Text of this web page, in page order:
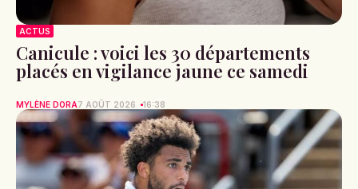
ACTUS
Canicule : voici les 30 départements
placés en vigilance jaune ce samedi
MYLÈNE DORA7 AOÛT 2026 16:38